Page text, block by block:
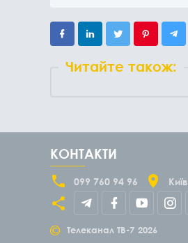
Читайте також:
КОНТАКТИ
099 760 94 96 Київ
© Телеканал ТВ-7 2026